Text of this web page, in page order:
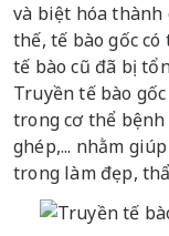
và biệt hóa thành
thế, tế bào gốc
tế bào cũ đã bị
Truyền tế bào
trong cơ thể
ghép,... nhằm
trong làm đẹp,